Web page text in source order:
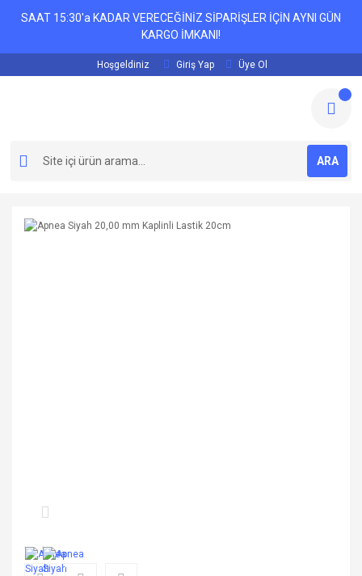
SAAT 15:30'a KADAR VERECEĞİNİZ SİPARİŞLER İÇİN AYNI GÜN
KARGO İMKANI!
Hoşgeldiniz Giriş Yap Üye Ol
ARA